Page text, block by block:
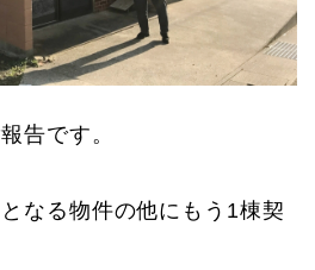
告です。
なる物件の他にもう1棟契